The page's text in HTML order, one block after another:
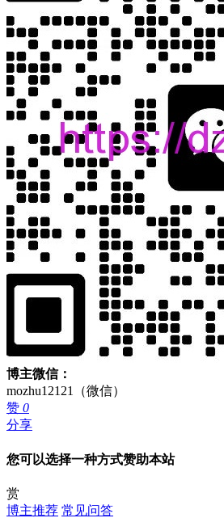
博主微信：
mozhu12121（微信）
赞 0
分享
您可以选择一种方式赞助本站
赏
博主推荐 常见问答